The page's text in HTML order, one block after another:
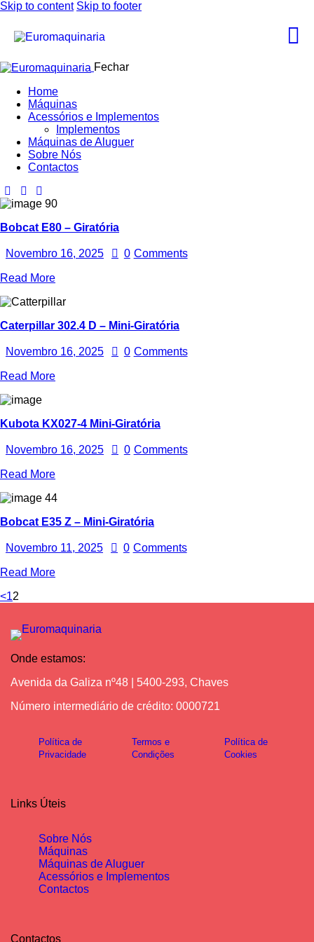
Skip to content Skip to footer
Fechar
Home
Máquinas
Acessórios e Implementos
Implementos
Máquinas de Aluguer
Sobre Nós
Contactos
Bobcat E80 – Giratória
Novembro 16, 2025 0 Comments
Read More
Caterpillar 302.4 D – Mini-Giratória
Novembro 16, 2025 0 Comments
Read More
Kubota KX027-4 Mini-Giratória
Novembro 16, 2025 0 Comments
Read More
Bobcat E35 Z – Mini-Giratória
Novembro 11, 2025 0 Comments
Read More
<12
Onde estamos:
Avenida da Galiza nº48 | 5400-293, Chaves
Número intermediário de crédito: 0000721
Política de
Privacidade
Termos e
Condições
Política de
Cookies
Links Úteis
Sobre Nós
Máquinas
Máquinas de Aluguer
Acessórios e Implementos
Contactos
Contactos